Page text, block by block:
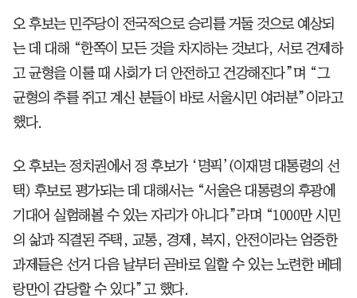
오 후보는 민주당이 전국적으로 승리를 거둘 것으로 예상되
는 데 대해 “한쪽이 모든 것을 차지하는 것보다, 서로 견제하
고 균형을 이룰 때 사회가 더 안전하고 건강해진다”며 “그
균형의 추를 쥐고 계신 분들이 바로 서울시민 여러분”이라고
했다.
오 후보는 정치권에서 정 후보가 ‘명픽’(이재명 대통령의 선
택) 후보로 평가되는 데 대해서는 “서울은 대통령의 후광에
기대어 실험해볼 수 있는 자리가 아니다”라며 “1000만 시민
의 삶과 직결된 주택, 교통, 경제, 복지, 안전이라는 엄중한
과제들은 선거 다음 날부터 곧바로 일할 수 있는 노련한 베테
랑만이 감당할 수 있다”고 했다.